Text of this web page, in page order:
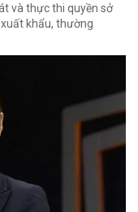
và thực thi quyền sở
khẩu, thường